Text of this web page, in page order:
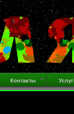
Контакты